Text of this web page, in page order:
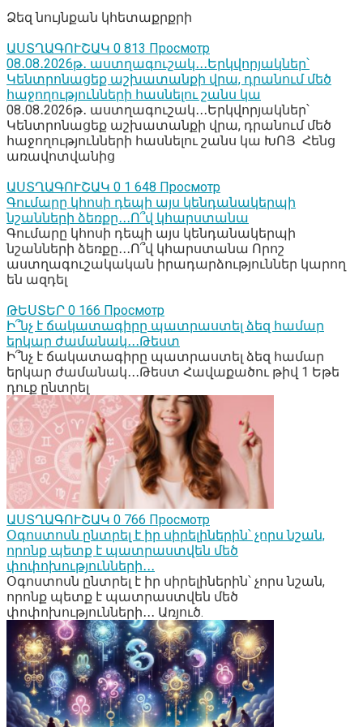
Ձեզ նույնքան կհետաքրքրի
ԱՍՏՂԱԳՈՒՇԱԿ 0 813 Просмотр
08․08․2026թ․ աստղագուշակ․․․Երկվորյակներ՝
Կենտրոնացեք աշխատանքի վրա, դրանում մեծ
հաջողությունների հասնելու շանս կա
08․08․2026թ․ աստղագուշակ․․․Երկվորյակներ՝
Կենտրոնացեք աշխատանքի վրա, դրանում մեծ
հաջողությունների հասնելու շանս կա ԽՈՅ Հենց
առավոտվանից
ԱՍՏՂԱԳՈՒՇԱԿ 0 1 648 Просмотр
Գումարը կհոսի դեպի այս կենդանակերպի
նշանների ձեռքը․․․Ո՞վ կհարստանա
Գումարը կհոսի դեպի այս կենդանակերպի
նշանների ձեռքը․․․Ո՞վ կհարստանա Որոշ
աստղագուշակական իրադարձություններ կարող
են ազդել
ԹԵՍՏԵՐ 0 166 Просмотр
Ի՞նչ է ճակատագիրը պատրաստել ձեզ համար
երկար ժամանակ․․․Թեստ
Ի՞նչ է ճակատագիրը պատրաստել ձեզ համար
երկար ժամանակ․․․Թեստ Հավաքածու թիվ 1 Եթե
դուք ընտրել
ԱՍՏՂԱԳՈՒՇԱԿ 0 766 Просмотр
Օգոստոսն ընտրել է իր սիրելիներին՝ չորս նշան,
որոնք պետք է պատրաստվեն մեծ
փոփոխությունների․․․
Օգոստոսն ընտրել է իր սիրելիներին՝ չորս նշան,
որոնք պետք է պատրաստվեն մեծ
փոփոխությունների․․․ Առյուծ.